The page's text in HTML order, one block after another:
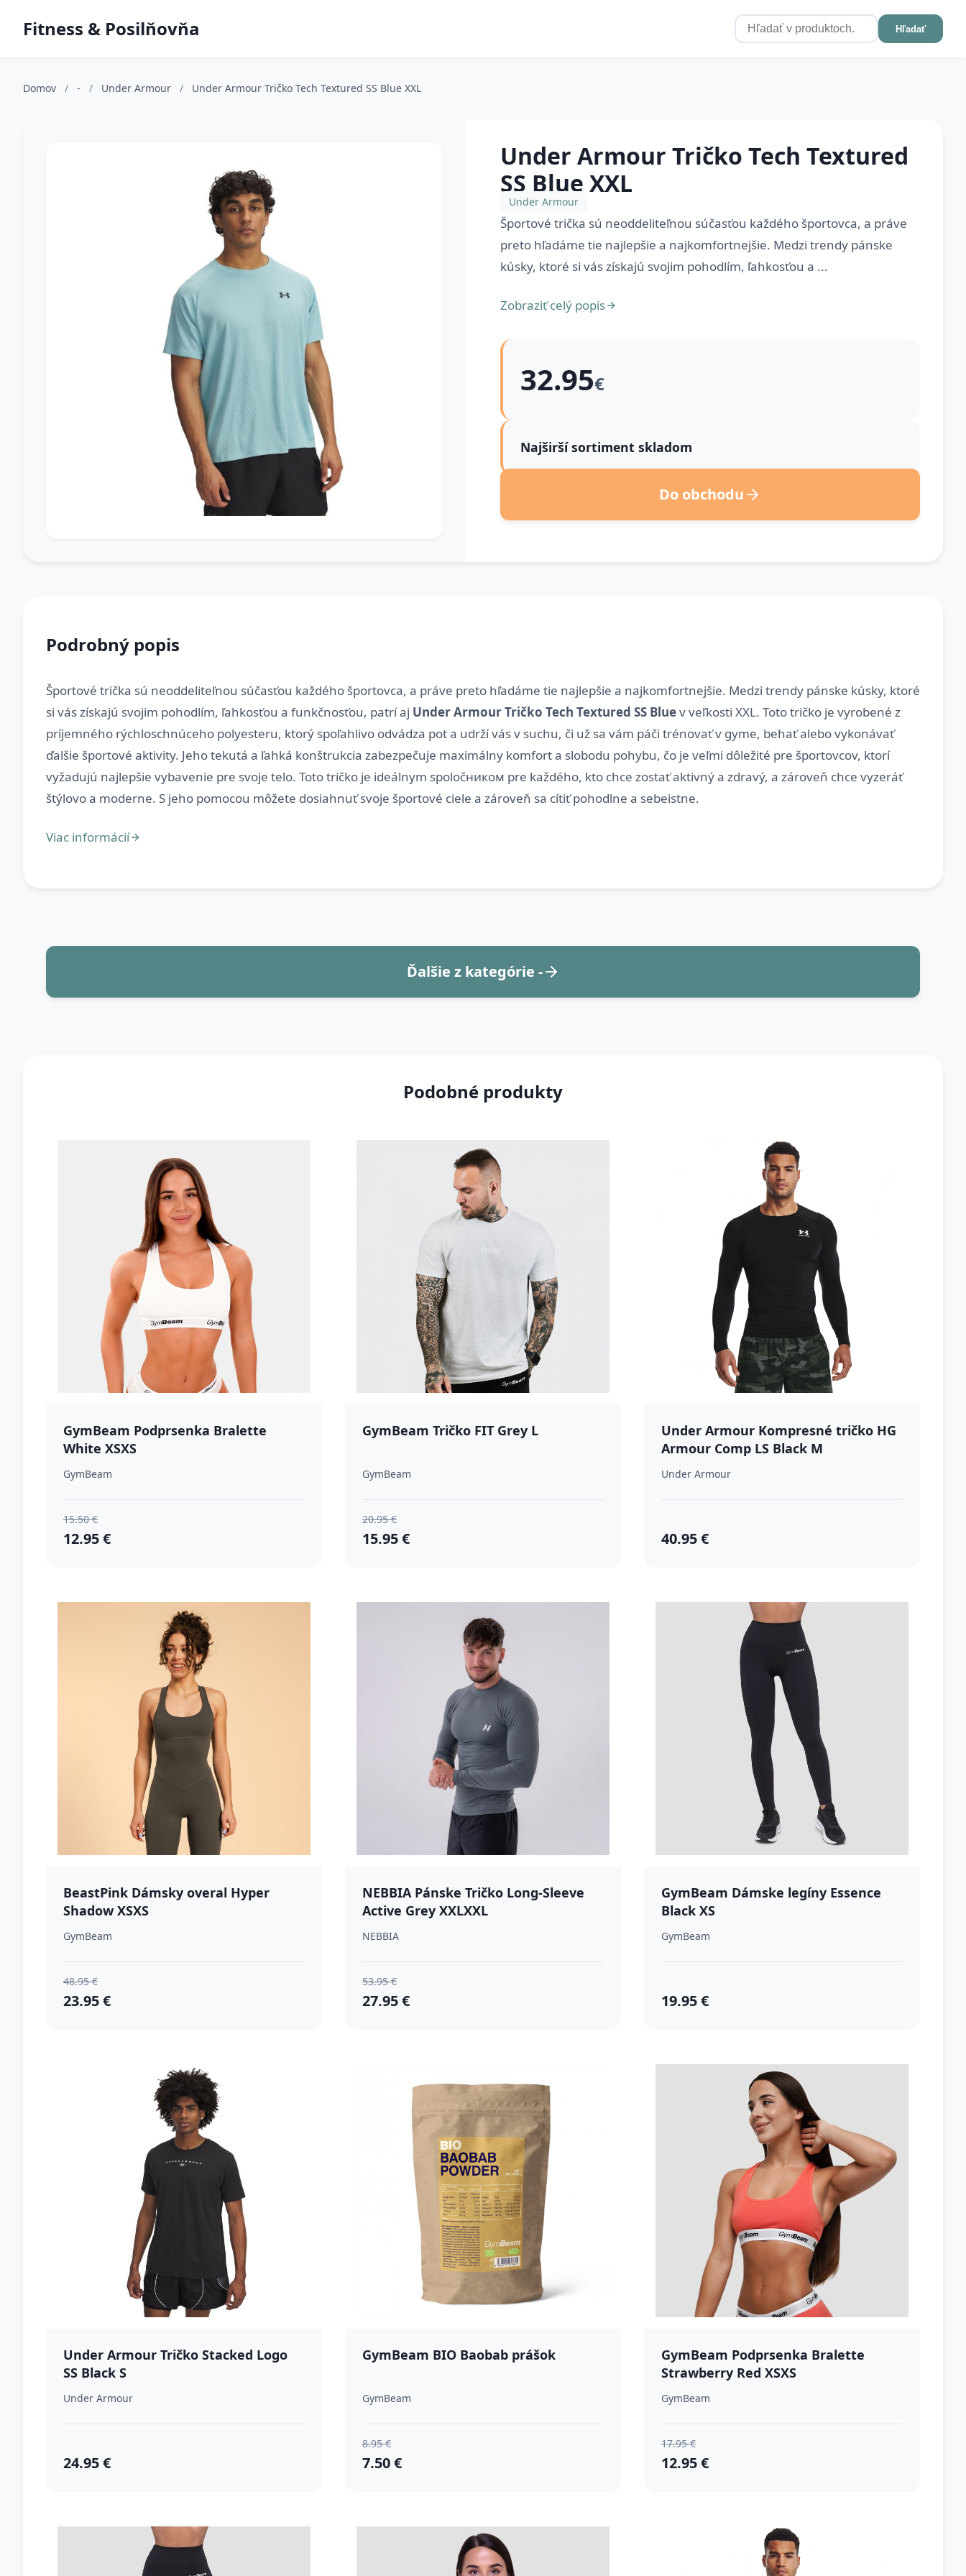
Fitness & Posilňovňa Hľadať
Domov / - / Under Armour / Under Armour Tričko Tech Textured SS Blue XXL
Under Armour Tričko Tech Textured
SS Blue XXL
Under Armour
Športové trička sú neoddeliteľnou súčasťou každého športovca, a práve
preto hľadáme tie najlepšie a najkomfortnejšie. Medzi trendy pánske
kúsky, ktoré si vás získajú svojim pohodlím, ľahkosťou a ...
Zobraziť celý popis
32.95€
Najširší sortiment skladom
Do obchodu
Podrobný popis
Športové trička sú neoddeliteľnou súčasťou každého športovca, a práve preto hľadáme tie najlepšie a najkomfortnejšie. Medzi trendy pánske kúsky, ktoré
si vás získajú svojim pohodlím, ľahkosťou a funkčnosťou, patrí aj Under Armour Tričko Tech Textured SS Bluev veľkosti XXL. Toto tričko je vyrobené z
príjemného rýchloschnúceho polyesteru, ktorý spoľahlivo odvádza pot a udrží vás v suchu, či už sa vám páči trénovať v gyme, behať alebo vykonávať
ďalšie športové aktivity. Jeho tekutá a ľahká konštrukcia zabezpečuje maximálny komfort a slobodu pohybu, čo je veľmi dôležité pre športovcov, ktorí
vyžadujú najlepšie vybavenie pre svoje telo. Toto tričko je ideálnym spoločником pre každého, kto chce zostať aktivný a zdravý, a zároveň chce vyzeráť
Ďalšie z kategórie -
Podobné produkty
GymBeam Podprsenka Bralette
White XSXS
GymBeam
15.50 €
12.95 €
GymBeam Tričko FIT Grey L
GymBeam
20.95 €
15.95 €
Under Armour Kompresné tričko HG
Armour Comp LS Black M
Under Armour
40.95 €
BeastPink Dámsky overal Hyper
Shadow XSXS
GymBeam
48.95 €
23.95 €
NEBBIA Pánske Tričko Long-Sleeve
Active Grey XXLXXL
NEBBIA
53.95 €
27.95 €
GymBeam Dámske legíny Essence
Black XS
GymBeam
19.95 €
Under Armour Tričko Stacked Logo
SS Black S
Under Armour
24.95 €
GymBeam BIO Baobab prášok
GymBeam
8.95 €
7.50 €
GymBeam Podprsenka Bralette
Strawberry Red XSXS
GymBeam
17.95 €
12.95 €